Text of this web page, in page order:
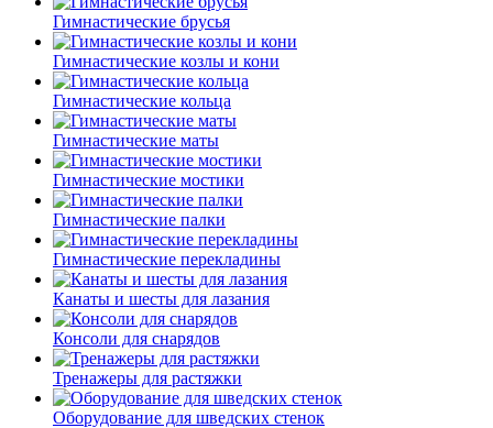
Гимнастические брусья
Гимнастические козлы и кони
Гимнастические кольца
Гимнастические маты
Гимнастические мостики
Гимнастические палки
Гимнастические перекладины
Канаты и шесты для лазания
Консоли для снарядов
Тренажеры для растяжки
Оборудование для шведских стенок